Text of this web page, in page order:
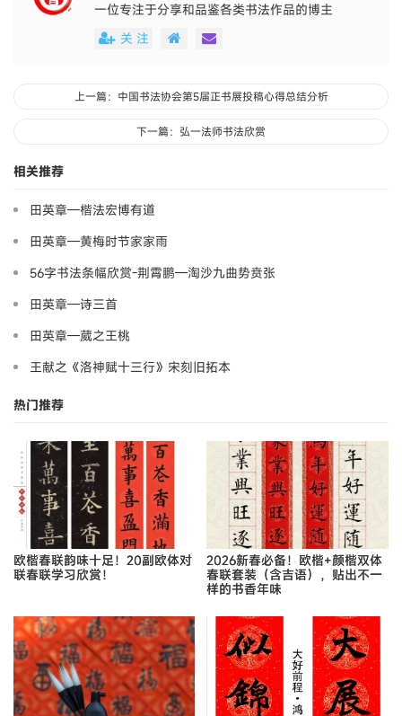
一位专注于分享和品鉴各类书法作品的博主
关 注
上一篇：中国书法协会第5届正书展投稿心得总结分析
下一篇：弘一法师书法欣赏
相关推荐
田英章—楷法宏博有道
田英章—黄梅时节家家雨
56字书法条幅欣赏-荆霄鹏—淘沙九曲势贲张
田英章—诗三首
田英章—葳之王桃
王献之《洛神赋十三行》宋刻旧拓本
热门推荐
欧楷春联韵味十足！20副欧体对
联春联学习欣赏！
2026新春必备！欧楷+颜楷双体
春联套装（含吉语），贴出不一
样的书香年味